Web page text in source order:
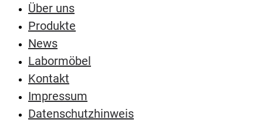
Über uns
Produkte
News
Labormöbel
Kontakt
Impressum
Datenschutzhinweis